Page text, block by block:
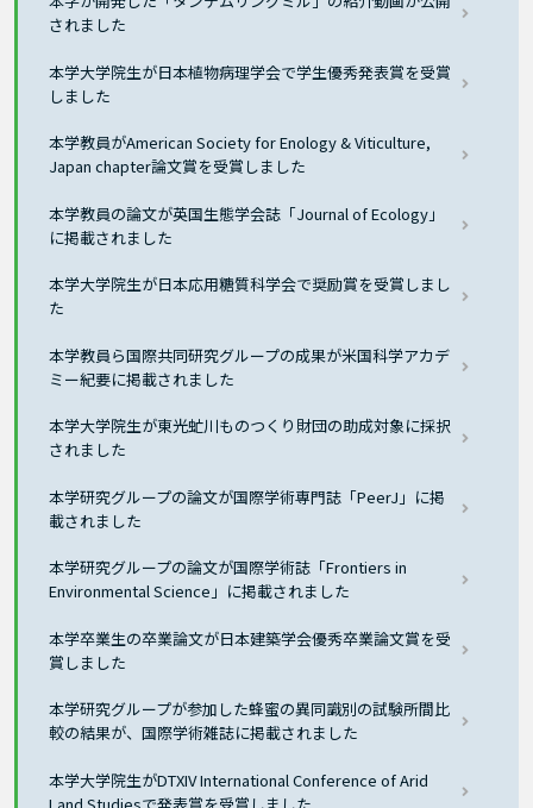
されました
本学大学院生が日本植物病理学会で学生優秀発表賞を受賞
しました
本学教員がAmerican Society for Enology & Viticulture,
Japan chapter論文賞を受賞しました
本学教員の論文が英国生態学会誌「Journal of Ecology」
に掲載されました
本学大学院生が日本応用糖質科学会で奨励賞を受賞しまし
た
本学教員ら国際共同研究グループの成果が米国科学アカデ
ミー紀要に掲載されました
本学大学院生が東光虻川ものつくり財団の助成対象に採択
されました
本学研究グループの論文が国際学術専門誌「PeerJ」に掲
載されました
本学研究グループの論文が国際学術誌「Frontiers in
Environmental Science」に掲載されました
本学卒業生の卒業論文が日本建築学会優秀卒業論文賞を受
賞しました
本学研究グループが参加した蜂蜜の異同識別の試験所間比
較の結果が、国際学術雑誌に掲載されました
本学大学院生がDTXIV International Conference of Arid